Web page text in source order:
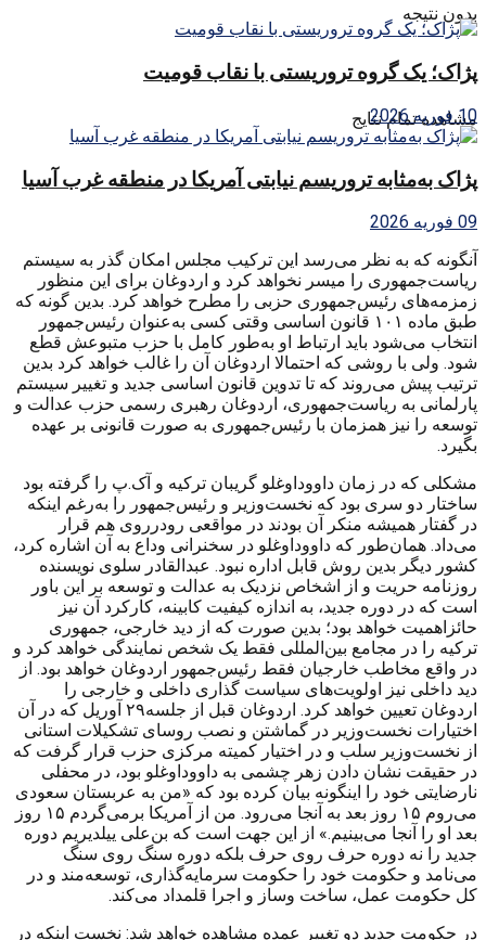
بدون نتیجه
مشاهده تمام نتایج
پژاک؛ یک گروه تروریستی با نقاب قومیت
10 فوریه 2026
پژاک به‌مثابه تروریسم نیابتی آمریکا در منطقه غرب آسیا
09 فوریه 2026
آنگونه که به نظر می‌رسد این ترکیب مجلس امکان گذر به سیستم
ریاست‌جمهوری را میسر نخواهد کرد و اردوغان برای این منظور
زمزمه‌های رئیس‌جمهوری حزبی را مطرح خواهد کرد. بدین گونه که
طبق ماده ۱۰۱ قانون اساسی وقتی کسی به‌عنوان رئیس‌جمهور
انتخاب می‌شود باید ارتباط او به‌طور کامل با حزب متبوعش قطع
شود. ولی با روشی که احتمالا اردوغان آن را ‌غالب خواهد کرد بدین
ترتیب پیش می‌روند که تا تدوین قانون اساسی جدید و تغییر سیستم
پارلمانی به ریاست‌جمهوری، اردوغان رهبری رسمی حزب عدالت و
توسعه را نیز‌ همزمان با رئیس‌جمهوری به صورت قانونی بر عهده
بگیرد.
مشکلی که در زمان داووداوغلو گریبان ترکیه و آک.پ را گرفته بود
ساختار دو سری بود که نخست‌وزیر و رئیس‌جمهور را به‌رغم اینکه
در گفتار همیشه منکر آن بودند در مواقعی رودرروی هم قرار
می‌داد. همان‌طور که داووداوغلو در سخنرانی وداع به آن اشاره کرد،
کشور دیگر بدین روش قابل اداره نبود. عبدالقادر سلوی نویسنده
روزنامه حریت و از اشخاص نزدیک به عدالت و توسعه بر این باور
است که در دوره جدید، به اندازه کیفیت کابینه، کارکرد آن نیز
حائز‌اهمیت خواهد بود؛ بدین صورت که از دید خارجی، جمهوری
ترکیه را در مجامع بین‌المللی فقط یک شخص نمایندگی خواهد کرد و
در واقع مخاطب خارجیان فقط رئیس‌جمهور اردوغان خواهد بود. از
دید داخلی نیز اولویت‌های سیاست گذاری داخلی و خارجی را
اردوغان تعیین خواهد کرد. اردوغان قبل از جلسه‌۲۹ آ‌وریل که در آن
اختیارات نخست‌وزیر در گماشتن و نصب روسای تشکیلات استانی
از نخست‌وزیر سلب و در اختیار کمیته مرکزی حزب قرار گرفت که
در حقیقت نشان دادن زهر چشمی ‌به داووداوغلو بود، در محفلی
نارضایتی خود را اینگونه بیان کرده بود که‌ «من به عربستان سعودی
می‌روم ۱۵ روز بعد به آنجا می‌رود. من از آمریکا برمی‌گردم ۱۵ روز
بعد او را آنجا می‌بینیم.» از این جهت است که بن‌علی ییلدیریم دوره
جدید را نه دوره حرف روی حرف بلکه دوره سنگ روی سنگ
می‌نامد و حکومت خود را حکومت سرمایه‌گذاری، توسعه‌مند و در
کل حکومت عمل، ساخت وساز و اجرا‌ قلمداد می‌کند.
در حکومت جدید دو تغییر عمده مشاهده خواهد شد: نخست اینکه در